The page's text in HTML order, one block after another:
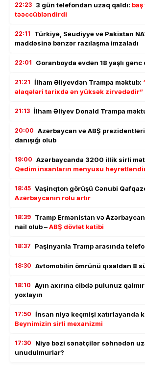
22:23 3 gün telefondan uzaq qaldı:
təəccübləndirdi
22:11
Türkiyə, Səudiyyə və Pakistan
maddəsinə bənzər razılaşma imzaladı
22:01 Goranboyda evdən 18 yaşlı gənc
21:21 İlham Əliyevdən Trampa məktub:
əlaqələri tarixdə ən yüksək zirvədədir”
21:13 İlham Əliyev Donald Trampa
20:00 Azərbaycan və ABŞ
danışığı olub
19:00 Azərbaycanda 3200 illik sirli
Qədim insanların menyusu
18:45 Vaşinqton görüşü Cənubi
Azərbaycanın rolu artır
18:39 Tramp Ermənistan və
nail olub –ABŞ dövlət katibi
18:37 Paşinyanla Tramp arasında
18:30 Avtomobilin ömrünü qısaldan 8
18:10 Ayın axırına cibdə pulunuz
yoxlayın
17:50 İnsan niyə keçmişi xatırlayanda
Beynimizin sirli mexanizmi
17:30
Niyə bəzi sənətçilər səhnədən
unudulmurlar?